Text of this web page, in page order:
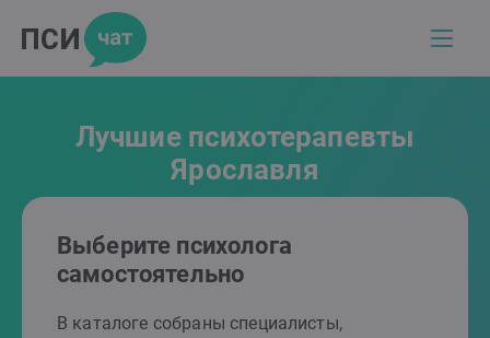
Лучшие психотерапевты
Ярославля
Выберите психолога
самостоятельно
В каталоге собраны специалисты,